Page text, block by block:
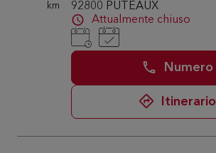
km
92800 PUTEAUX
Attualmente chiuso
Numero
Itinerario